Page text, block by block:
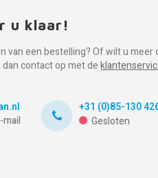
u klaar!
van een bestelling? Of wilt u meer
contact op met de
+31 (0)85-130
Gesloten